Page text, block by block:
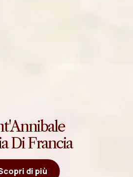
Di Francia
di più